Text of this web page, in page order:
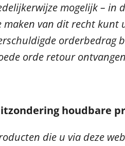
mogelijk – in
maken van dit recht kunt
orderbedrag
orde retour
houdbare
die u via deze